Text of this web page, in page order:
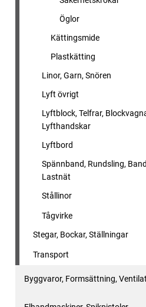
Öglor
Kättingsmide
Plastkätting
Linor, Garn, Snören
Lyft övrigt
Lyftblock, Telfrar,
Lyfthandskar
Lyftbord
Spännband, Rundsling,
Lastnät
Stållinor
Tågvirke
Stegar, Bockar, Ställningar
Transport
Byggvaror, Formsättning,